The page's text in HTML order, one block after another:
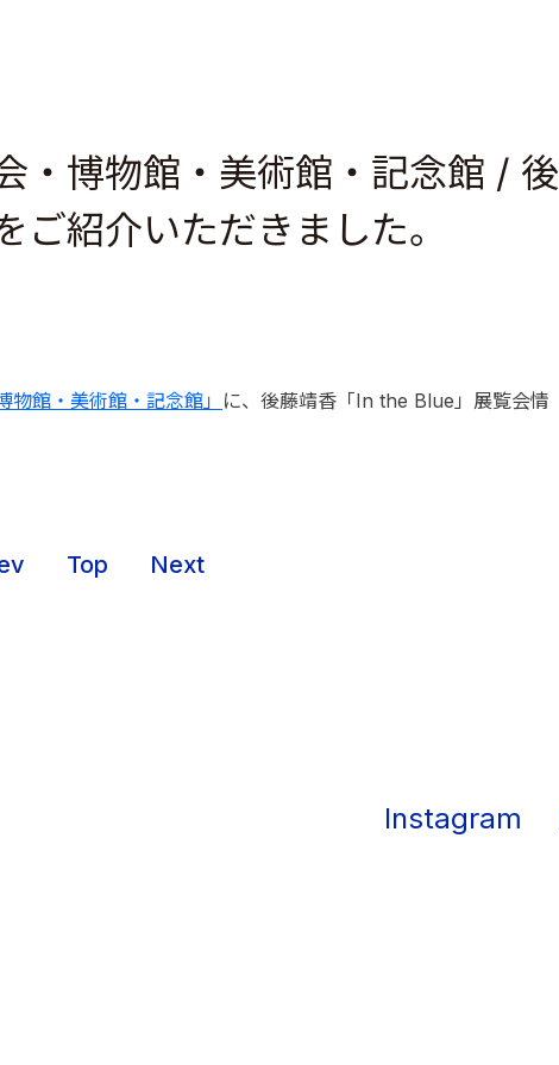
・博物館・美術館・記念館 / 後
紹介いただきました。
物館・美術館・記念館」 に、後藤靖香「In the Blue」展覧会情
Top Next
Instagram